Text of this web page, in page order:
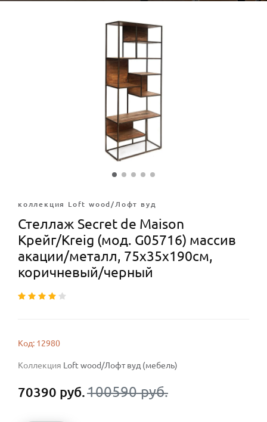
коллекция Loft wood/Лофт вуд
Стеллаж Secret de Maison
Крейг/Kreig (мод. G05716) массив
акации/металл, 75х35х190см,
коричневый/черный
Код: 12980
Коллекция Loft wood/Лофт вуд (мебель)
70390 руб.100590 руб.